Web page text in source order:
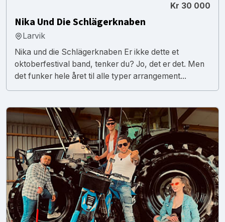
Kr 30 000
Nika Und Die Schlägerknaben
Larvik
Nika und die Schlägerknaben Er ikke dette et
oktoberfestival band, tenker du? Jo, det er det. Men
det funker hele året til alle typer arrangement...